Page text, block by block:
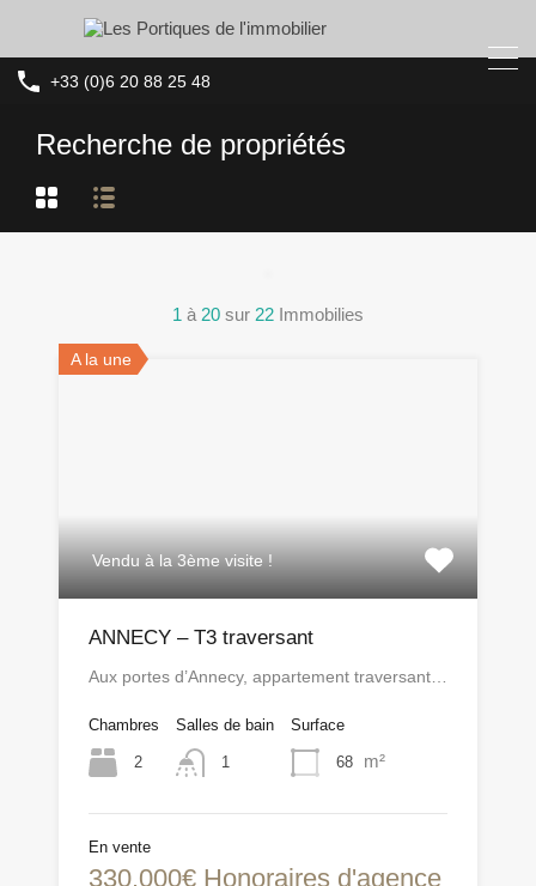
+33 (0)6 20 88 25 48
Recherche de propriétés
1 à 20 sur 22 Immobilies
A la une
Vendu à la 3ème visite !
ANNECY – T3 traversant
Aux portes d’Annecy, appartement traversant…
Chambres
2
Salles de bain
1
Surface
68 m²
En vente
330.000€ Honoraires d'agence